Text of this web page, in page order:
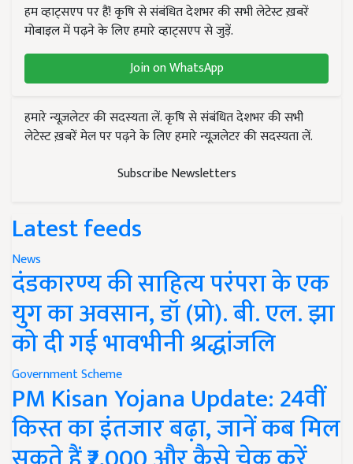
हम व्हाट्सएप पर हैं! कृषि से संबंधित देशभर की सभी लेटेस्ट ख़बरें
मोबाइल में पढ़ने के लिए हमारे व्हाट्सएप से जुड़ें.
Join on WhatsApp
हमारे न्यूज़लेटर की सदस्यता लें. कृषि से संबंधित देशभर की सभी
लेटेस्ट ख़बरें मेल पर पढ़ने के लिए हमारे न्यूज़लेटर की सदस्यता लें.
Subscribe Newsletters
Latest feeds
News
दंडकारण्य की साहित्य परंपरा के एक
युग का अवसान, डॉ (प्रो). बी. एल. झा
को दी गई भावभीनी श्रद्धांजलि
Government Scheme
PM Kisan Yojana Update: 24वीं
किस्त का इंतजार बढ़ा, जानें कब मिल